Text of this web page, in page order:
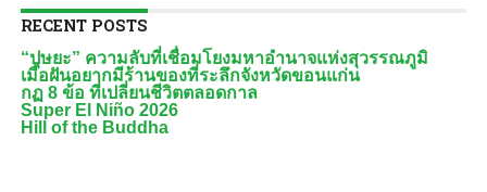
RECENT POSTS
“ปุษยะ” ความลับที่เชื่อมโยงมหาอำนาจแห่งสุวรรณภูมิ
เมื่อฝันอยากมีร้านของที่ระลึกจังหวัดขอนแก่น
กฏ 8 ข้อ ที่เปลี่ยนชีวิตตลอดกาล
Super El Niño 2026
Hill of the Buddha